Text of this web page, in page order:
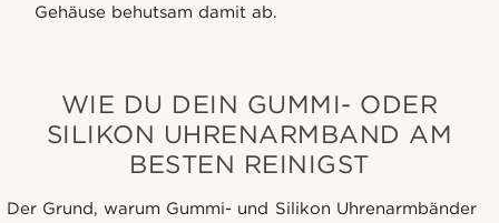
Gehäuse behutsam damit ab.
WIE DU DEIN GUMMI- ODER
SILIKON UHRENARMBAND AM
BESTEN REINIGST
Der Grund, warum Gummi- und Silikon Uhrenarmbänder